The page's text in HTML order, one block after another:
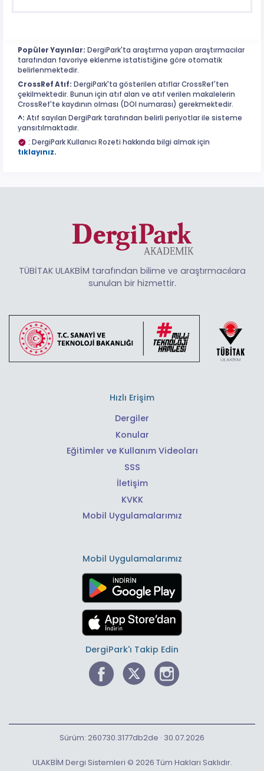
Popüler Yayınlar: DergiPark'ta araştırma yapan araştırmacılar
tarafından favoriye eklenme istatistiğine göre otomatik
belirlenmektedir.
CrossRef Atıf: DergiPark'ta gösterilen atıflar CrossRef'ten
çekilmektedir. Bunun için atıf alan ve atıf verilen makalelerin
CrossRef'te kaydının olması (DOI numarası) gerekmektedir.
^: Atıf sayıları DergiPark tarafından belirli periyotlar ile sisteme
yansıtılmaktadır.
: DergiPark Kullanıcı Rozeti hakkında bilgi almak için
tıklayınız.
TÜBİTAK ULAKBİM tarafından bilime ve araştırmacılara
sunulan bir hizmettir.
Hızlı Erişim
Dergiler
Konular
Eğitimler ve Kullanım Videoları
SSS
İletişim
KVKK
Mobil Uygulamalarımız
Mobil Uygulamalarımız
DergiPark'ı Takip Edin
ULAKBİM Dergi Sistemleri © 2026 Tüm Hakları Saklıdır.
Sürüm: 260730.3177db2de · 30.07.2026